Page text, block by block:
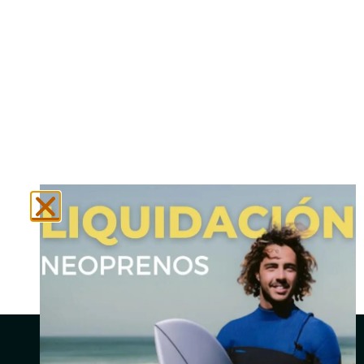
Social